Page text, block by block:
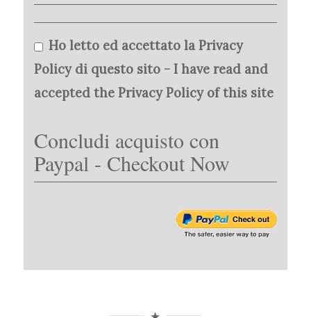
Ho letto ed accettato la Privacy
Policy di questo sito - I have read and
accepted the Privacy Policy of this site
Concludi acquisto con
Paypal - Checkout Now